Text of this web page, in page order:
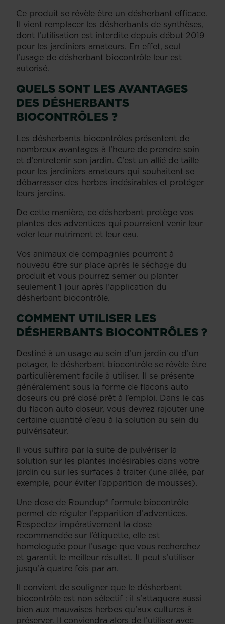
Ce produit se révèle être un désherbant efficace.
Il vient remplacer les désherbants de synthèses,
dont l’utilisation est interdite depuis début 2019
pour les jardiniers amateurs. En effet, seul
l’usage de désherbant biocontrôle leur est
autorisé.
QUELS SONT LES AVANTAGES
DES DÉSHERBANTS
BIOCONTRÔLES ?
Les désherbants biocontrôles présentent de
nombreux avantages à l’heure de prendre soin
et d’entretenir son jardin. C’est un allié de taille
pour les jardiniers amateurs qui souhaitent se
débarrasser des herbes indésirables et protéger
leurs jardins.
De cette manière, ce désherbant protège vos
plantes des adventices qui pourraient venir leur
voler leur nutriment et leur eau.
Vos animaux de compagnies pourront à
nouveau être sur place après le séchage du
produit et vous pourrez semer ou planter
seulement 1 jour après l’application du
désherbant biocontrôle.
COMMENT UTILISER LES
DÉSHERBANTS BIOCONTRÔLES ?
Destiné à un usage au sein d’un jardin ou d’un
potager, le désherbant biocontrôle se révèle être
particulièrement facile à utiliser. Il se présente
généralement sous la forme de flacons auto
doseurs ou pré dosé prêt à l’emploi. Dans le cas
du flacon auto doseur, vous devrez rajouter une
certaine quantité d’eau à la solution au sein du
pulvérisateur.
Il vous suffira par la suite de pulvériser la
solution sur les plantes indésirables dans votre
jardin ou sur les surfaces à traiter (une allée, par
exemple, pour éviter l’apparition de mousses).
Une dose de Roundup® formule biocontrôle
permet de réguler l’apparition d’adventices.
Respectez impérativement la dose
recommandée sur l’étiquette, elle est
homologuée pour l’usage que vous recherchez
et garantit le meilleur résultat. Il peut s’utiliser
jusqu’à quatre fois par an.
Il convient de souligner que le désherbant
biocontrôle est non sélectif : il s’attaquera aussi
bien aux mauvaises herbes qu’aux cultures à
préserver. Il conviendra alors de l’utiliser avec